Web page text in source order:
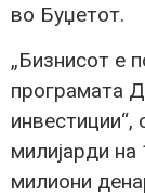
во Буџетот.
„Бизнисот е
програмата
милијарди
милиони